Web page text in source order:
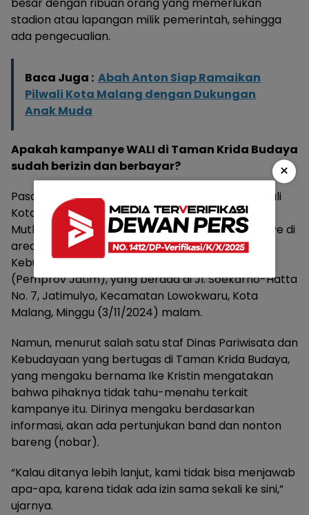
besar dengan ribuan orang yang memerlukan
stadion atau lapangan milik pemerintah, sehingga
ada pengecualian.
Baca Juga : Abah Anton Siap Ramaikan
Pilwali Kota Malang dengan Dukungan
Anak Muda
Apakah kampanye WALI di Taman Krida Budaya
sudah berizin dan berbayar?
Pasangan calon (Paslon) Wali Kota dan Wakil Wali
Kota Malang nomor urut 1, Wahyu Hidayat dan Ali
Muthohirin (WALI) diketahui menggelar kampanye di
area Taman Krida Budaya, Dinas Pariwisata dan
Kebudayaan Pemerintah Provinsi Jawa Timur
(Pemprov Jatim), yang berada di Jl. Soekarno-Hatta
No. 7, Jatimulyo, Kecamatan Lowokwaru, Kota
Malang, Minggu (3/11/2024) malam.
Namun, menurut salah satu staf Dinas Pariwisata dan
Kebudayaan yang bertugas di Taman Krida Budaya,
yang mengaku bernama Ike Kristin mengatakan
bahwa pihaknya tidak tahu-menahu terkait
kampanye itu. Dirinya mengaku berdasarkan
informasi, akan ada pertunjukan band dan nonton
bareng (nobar).
“Kalau ditanya lebih lanjut, kami tidak bisa menjawab
apa-apa, karena tidak ada izin sama sekali ke sini,”
ujarnya.
×